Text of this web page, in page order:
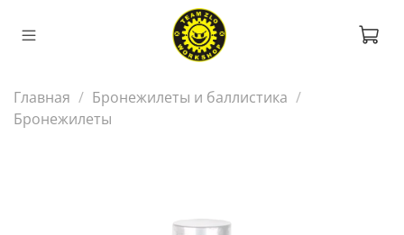
Главная
Бронежилеты и баллистика
Бронежилеты